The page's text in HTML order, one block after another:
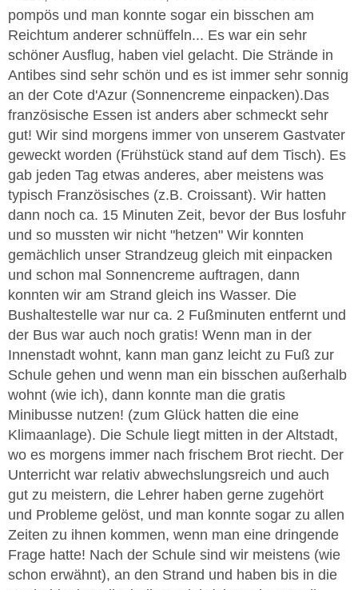
pompös und man konnte sogar ein bisschen am
Reichtum anderer schnüffeln... Es war ein sehr
schöner Ausflug, haben viel gelacht. Die Strände in
Antibes sind sehr schön und es ist immer sehr sonnig
an der Cote d'Azur (Sonnencreme einpacken).Das
französische Essen ist anders aber schmeckt sehr
gut! Wir sind morgens immer von unserem Gastvater
geweckt worden (Frühstück stand auf dem Tisch). Es
gab jeden Tag etwas anderes, aber meistens was
typisch Französisches (z.B. Croissant). Wir hatten
dann noch ca. 15 Minuten Zeit, bevor der Bus losfuhr
und so mussten wir nicht "hetzen" Wir konnten
gemächlich unser Strandzeug gleich mit einpacken
und schon mal Sonnencreme auftragen, dann
konnten wir am Strand gleich ins Wasser. Die
Bushaltestelle war nur ca. 2 Fußminuten entfernt und
der Bus war auch noch gratis! Wenn man in der
Innenstadt wohnt, kann man ganz leicht zu Fuß zur
Schule gehen und wenn man ein bisschen außerhalb
wohnt (wie ich), dann konnte man die gratis
Minibusse nutzen! (zum Glück hatten die eine
Klimaanlage). Die Schule liegt mitten in der Altstadt,
wo es morgens immer nach frischem Brot riecht. Der
Unterricht war relativ abwechslungsreich und auch
gut zu meistern, die Lehrer haben gerne zugehört
und Probleme gelöst, und man konnte sogar zu allen
Zeiten zu ihnen kommen, wenn man eine dringende
Frage hatte! Nach der Schule sind wir meistens (wie
schon erwähnt), an den Strand und haben bis in die